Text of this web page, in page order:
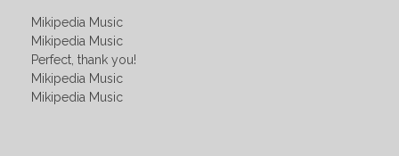
Mikipedia Music
Mikipedia Music
Perfect, thank you!
Mikipedia Music
Mikipedia Music